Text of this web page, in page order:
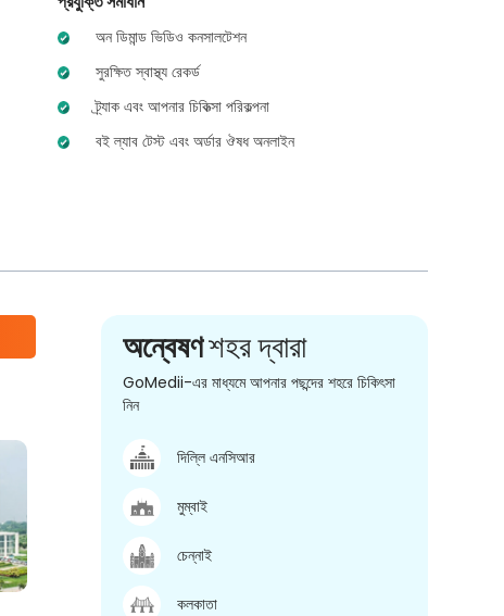
অন ডিমান্ড ভিডিও কনসালটেশন
সুরক্ষিত স্বাস্থ্য রেকর্ড
ট্র্যাক এবং আপনার চিকিত্সা পরিকল্পনা
বই ল্যাব টেস্ট এবং অর্ডার ঔষধ অনলাইন
অন্বেষণশহর দ্বারা
GoMedii-এর মাধ্যমে আপনার পছন্দের শহরে চিকিৎসা
নিন
দিল্লি এনসিআর
মুম্বাই
চেন্নাই
কলকাতা